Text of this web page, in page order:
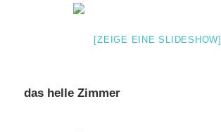
[ZEIGE EINE SLIDESHOW]
das helle Zimmer